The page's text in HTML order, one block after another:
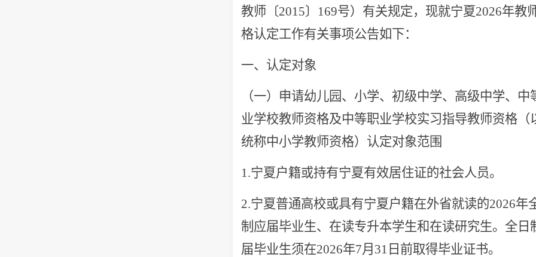
教师〔2015〕169号）有关规定，现就宁夏2026年教
格认定工作有关事项公告如下：
一、认定对象
（一）申请幼儿园、小学、初级中学、高级中学、中
业学校教师资格及中等职业学校实习指导教师资格（
统称中小学教师资格）认定对象范围
1.宁夏户籍或持有宁夏有效居住证的社会人员。
2.宁夏普通高校或具有宁夏户籍在外省就读的2026年
制应届毕业生、在读专升本学生和在读研究生。全日
届毕业生须在2026年7月31日前取得毕业证书。